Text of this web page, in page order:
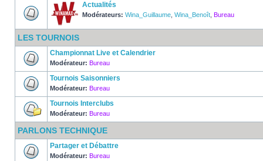
Actualités
Modérateurs: Wina_Guillaume Wina_Benoît Bureau
LES TOURNOIS
Championnat Live et Calendrier
Modérateur: Bureau
Tournois Saisonniers
Modérateur: Bureau
Tournois Interclubs
Modérateur: Bureau
PARLONS TECHNIQUE
Partager et Débattre
Modérateur: Bureau